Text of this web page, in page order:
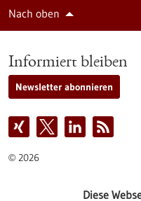
Nach oben
Informiert bleiben
Newsletter abonnieren
© 2026
Diese